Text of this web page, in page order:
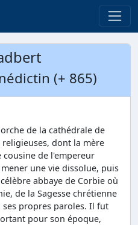
(+ 865)
de la cathédrale de
dont la mère
de l'empereur
une vie dissolue, puis
abbaye de Corbie où
de la Sagesse chrétienne
propres paroles. Il fut
pour son époque,